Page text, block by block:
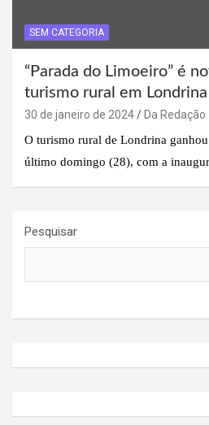
SEM CATEGORIA
“Parada do Limoeiro” é
turismo rural em Londrina
30 de janeiro de 2024
Da Redação
O turismo rural de Londrina
último domingo (28), com a
Pesquisar